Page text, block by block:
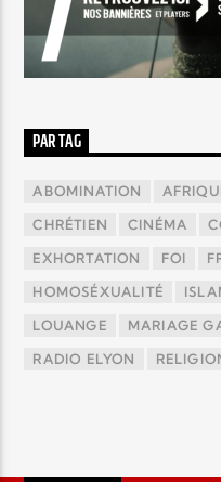
PAR TAG
ABOMINATION
CHRÉTIEN CINÉMA
EXHORTATION FOI
HOMOSÉXUALITÉ
LOUANGE MARIAGE
RADIO ELYON